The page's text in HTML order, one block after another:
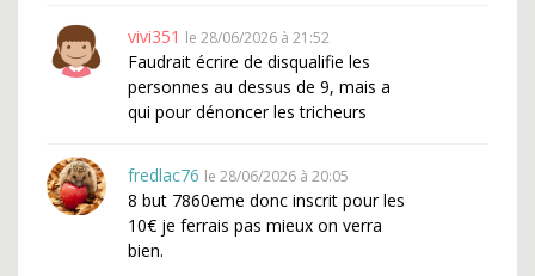
vivi351 le 28/06/2026 à 21:52
Faudrait écrire de disqualifie les
personnes au dessus de 9, mais a
qui pour dénoncer les tricheurs
fredlac76 le 28/06/2026 à 20:05
8 but 7860eme donc inscrit pour les
10€ je ferrais pas mieux on verra
bien.